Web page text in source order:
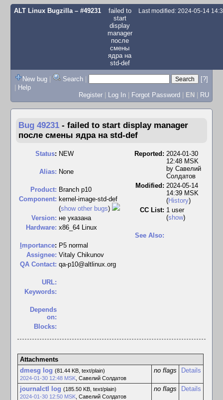
ALT Linux Bugzilla– #49231
failed to
start
display
manager
после
смены
ядра на
std-def
Last modified: 2024-05-14
New bug | Search |
[?]
| Help
Register | Log In | Forgot Password | EN | RU
Bug 49231 - failed to start display manager
после смены ядра на std-def
Status: NEW
Alias: None
Product: Branch p10
Component: kernel-image-std-def
(show other bugs)
Version: не указана
Hardware: x86_64 Linux
mportance: P5 normal
Assignee: Vitaly Chikunov
QA Contact: qa-p10@altlinux.org
URL:
Keywords:
Depends
on:
Blocks:
Reported: 2024-01-30
12:48 MSK
by Савелий
Солдатов
Modified: 2024-05-14
14:39 MSK
(History)
CC List: 1 user
(show)
See Also:
Attachments
dmesg log (81.44 KB, text/plain)
2024-01-30 12:48 MSK, Савелий Солдатов
no flags Details
journalctl log (185.50 KB, text/plain)
2024-01-30 12:50 MSK, Савелий Солдатов
no flags Details